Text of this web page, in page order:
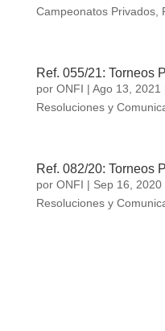
Campeonatos Privados,
Ref. 055/21: Torneos
por ONFI | Ago 13, 2021
Resoluciones y
Ref. 082/20: Torneos
por ONFI | Sep 16, 2020
Resoluciones y